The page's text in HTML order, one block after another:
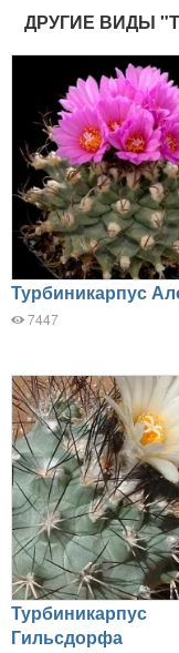
ДРУГИЕ ВИДЫ
Турбиникарпус
7447
Турбиникарпус
Гильсдорфа